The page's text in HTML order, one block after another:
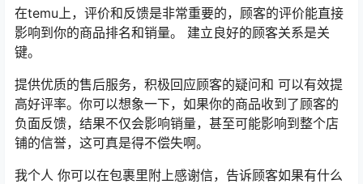
在temu上，评价和反馈是非常重要的，顾客的评价能直接
影响到你的商品排名和销量。 建立良好的顾客关系是关
键。
提供优质的售后服务，积极回应顾客的疑问和 可以有效提
高好评率。你可以想象一下，如果你的商品收到了顾客的
负面反馈，结果不仅会影响销量，甚至可能影响到整个店
铺的信誉，这可真是得不偿失啊。
我个人 你可以在包裹里附上感谢信，告诉顾客如果有什么